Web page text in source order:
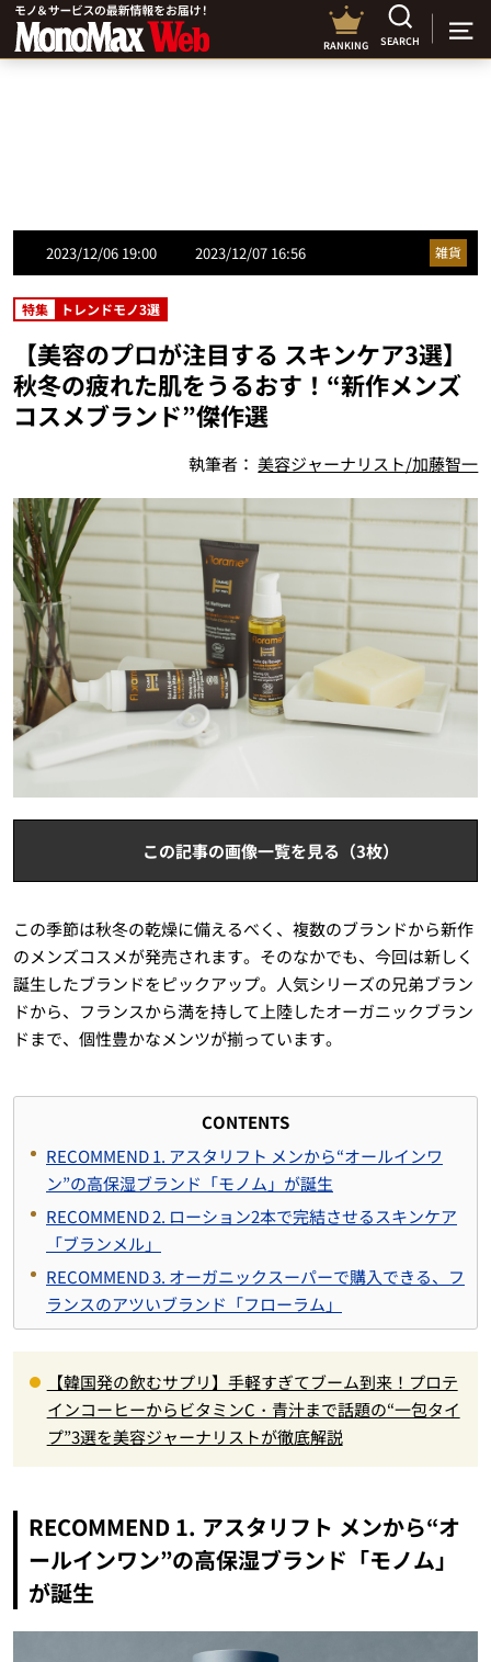
RANKING SEARCH
2023/12/06 19:00 2023/12/07 16:56 雑貨
特集 トレンドモノ3選
【美容のプロが注目する スキンケア3選】
秋冬の疲れた肌をうるおす！“新作メンズ
コスメブランド”傑作選
執筆者：美容ジャーナリスト/加藤智一
この記事の画像一覧を見る（3枚）
この季節は秋冬の乾燥に備えるべく、複数のブランドから新作
のメンズコスメが発売されます。そのなかでも、今回は新しく
誕生したブランドをピックアップ。人気シリーズの兄弟ブラン
ドから、フランスから満を持して上陸したオーガニックブラン
ドまで、個性豊かなメンツが揃っています。
CONTENTS
RECOMMEND 1. アスタリフト メンから“オールインワ
ン”の高保湿ブランド「モノム」が誕生
RECOMMEND 2. ローション2本で完結させるスキンケア
「ブランメル」
RECOMMEND 3. オーガニックスーパーで購入できる、フ
ランスのアツいブランド「フローラム」
【韓国発の飲むサプリ】手軽すぎてブーム到来！プロテ
インコーヒーからビタミンC・青汁まで話題の“一包タイ
プ”3選を美容ジャーナリストが徹底解説
RECOMMEND 1. アスタリフト メンから“オ
ールインワン”の高保湿ブランド「モノム」
が誕生